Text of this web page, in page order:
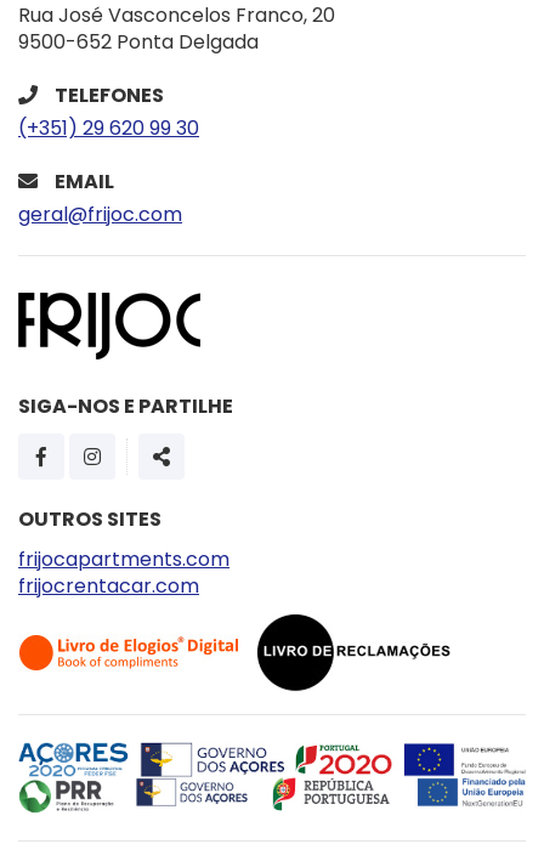
Rua José Vasconcelos Franco, 20
9500-652 Ponta Delgada
TELEFONES
(+351) 29 620 99 30
EMAIL
geral@frijoc.com
SIGA-NOS E PARTILHE
PÁGINA DO FACEBOOK
PÁGINA DO INSTAGRAM
SHARE
OUTROS SITES
frijocapartments.com
frijocrentacar.com